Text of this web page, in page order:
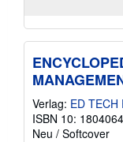
Verlag: ED TECH
ISBN 10:
Neu / Softcover